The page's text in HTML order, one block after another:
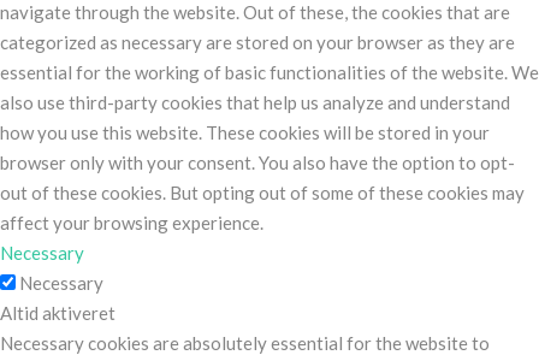
navigate through the website. Out of these, the cookies that are
categorized as necessary are stored on your browser as they are
essential for the working of basic functionalities of the website. We
also use third-party cookies that help us analyze and understand
how you use this website. These cookies will be stored in your
browser only with your consent. You also have the option to opt-
out of these cookies. But opting out of some of these cookies may
affect your browsing experience.
Necessary
Necessary
Altid aktiveret
Necessary cookies are absolutely essential for the website to